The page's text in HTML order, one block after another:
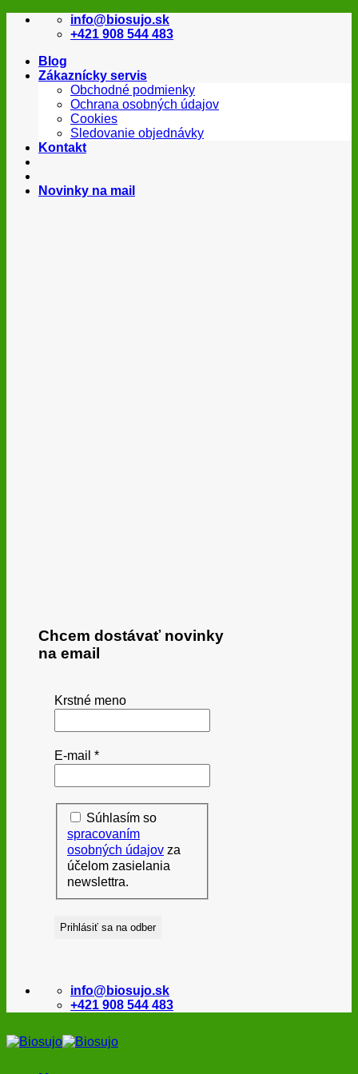
Skip
info@biosujo.sk
+421 908 544 483
Blog
Zákaznícky servis
Obchodné podmienky
Ochrana osobných údajov
Cookies
Sledovanie objednávky
Kontakt
Novinky na mail
Chcem dostávať novinky
na email
Krstné meno
E-mail *
Súhlasím so
spracovaním
osobných údajov za
účelom zasielania
newslettra.
info@biosujo.sk
+421 908 544 483